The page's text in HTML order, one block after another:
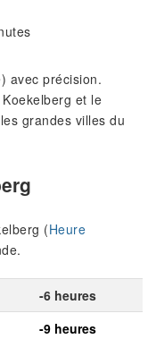
avec précision.
et le
grandes villes du
(Heure
-6 heures
-9 heures